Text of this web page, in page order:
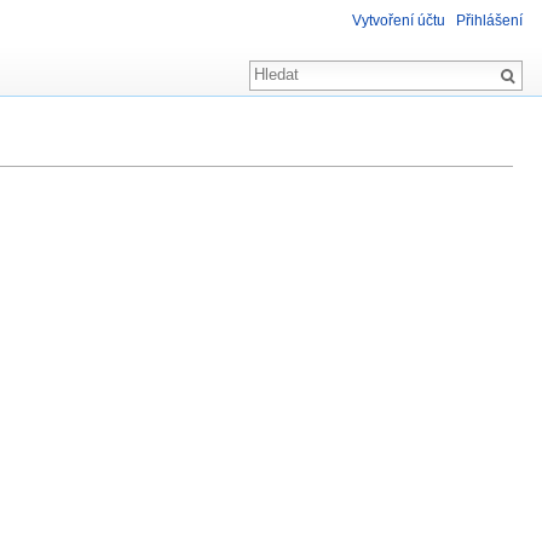
Vytvoření účtu Přihlášení